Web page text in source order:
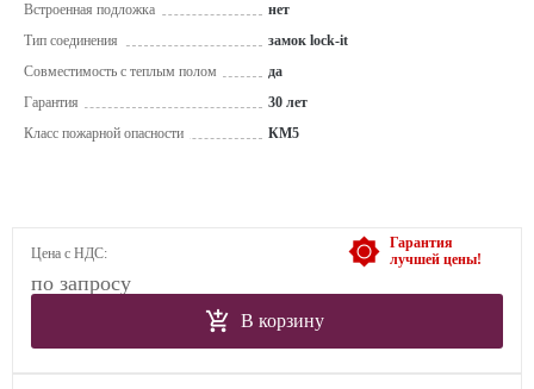
Встроенная подложка
нет
Тип соединения
замок lock-it
Совместимость с теплым полом
да
Гарантия
30 лет
Класс пожарной опасности
КМ5
Гарантия
лучшей цены!
Цена с НДС:
по запросу
В корзину